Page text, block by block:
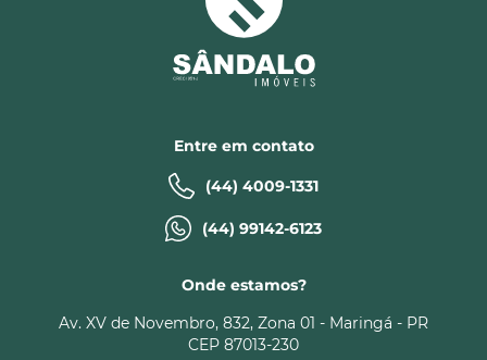
Entre em contato
(44) 4009-1331
(44) 99142-6123
Onde estamos?
Av. XV de Novembro, 832, Zona 01 - Maringá - PR
CEP 87013-230